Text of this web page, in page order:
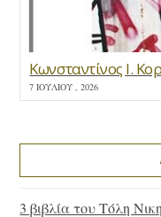
Κωνσταντίνος Ι.
7 ΙΟΥΛΊΟΥ , 2026
3 βιβλία του Τόλη